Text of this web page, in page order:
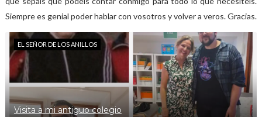
Siempre es genial poder hablar con vosotros y volver a veros. Gracias.
EL SEÑOR DE LOS ANILLOS
Visita a mi antiguo colegio